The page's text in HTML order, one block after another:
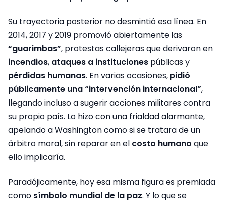
Su trayectoria posterior no desmintió esa línea. En
2014, 2017 y 2019 promovió abiertamente las
“guarimbas”, protestas callejeras que derivaron en
incendios, ataques a instituciones públicas y
pérdidas humanas. En varias ocasiones, pidió
públicamente una “intervención internacional”,
llegando incluso a sugerir acciones militares contra
su propio país. Lo hizo con una frialdad alarmante,
apelando a Washington como si se tratara de un
árbitro moral, sin reparar en el costo humano que
ello implicaría.
Paradójicamente, hoy esa misma figura es premiada
como símbolo mundial de la paz. Y lo que se